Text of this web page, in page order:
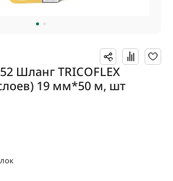
Шланг TRICOFLEX
19 мм*50 м, шт